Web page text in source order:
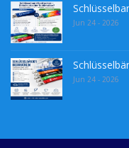
Jun 24 - 2026
Jun 24 - 2026